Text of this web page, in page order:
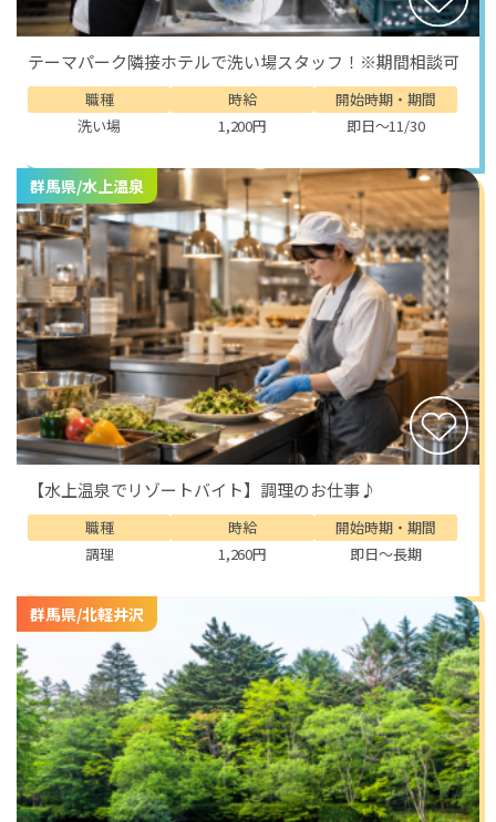
テーマパーク隣接ホテルで洗い場スタッフ！※期間相談可
職種
洗い場
時給
1,200円
開始時期・期間
即日～11/30
群馬県/水上温泉
【水上温泉でリゾートバイト】調理のお仕事♪
職種
調理
時給
1,260円
開始時期・期間
即日～長期
群馬県/北軽井沢